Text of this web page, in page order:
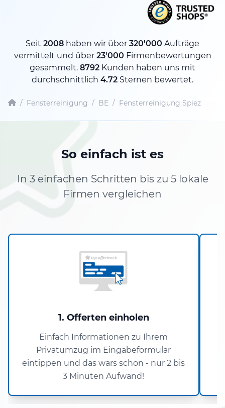
Seit 2008 haben wir über 320'000 Aufträge
vermittelt und über 23'000 Firmenbewertungen
gesammelt. 8792 Kunden haben uns mit
durchschnittlich 4.72 Sternen bewertet.
/ Fensterreinigung / BE / Fensterreinigung Spiez
So einfach ist es
In 3 einfachen Schritten bis zu 5 lokale
Firmen vergleichen
1. Offerten einholen
Einfach Informationen zu Ihrem
Privatumzug im Eingabeformular
eintippen und das wars schon - nur 2 bis
3 Minuten Aufwand!